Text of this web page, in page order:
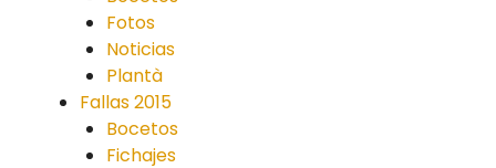
Fotos
Noticias
Plantà
Fallas 2015
Bocetos
Fichajes